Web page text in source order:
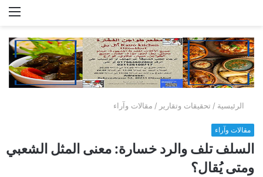
الرئيسية / تحقيقات وتقارير / مقالات وآراء
مقالات وآراء
السلف تلف والرد خسارة: معنى المثل الشعبي
ومتى يُقال؟